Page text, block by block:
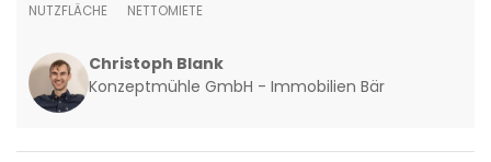
NUTZFLÄCHE NETTOMIETE
Christoph Blank
Konzeptmühle GmbH - Immobilien Bär